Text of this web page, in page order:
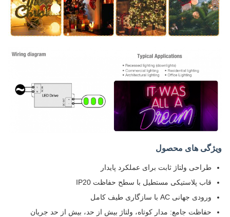
ویژگی های محصول
طراحی ولتاژ ثابت برای عملکرد پایدار
قاب پلاستیکی مستطیل با سطح حفاظت IP20
ورودی جهانی AC با سازگاری طیف کامل
حفاظت جامع: مدار کوتاه، ولتاژ بیش از حد، بیش از حد جریان